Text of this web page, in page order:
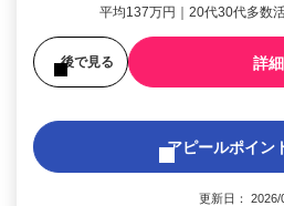
平均137万円｜20代30代多数
後で見る 詳
アピールポイン
更新日：